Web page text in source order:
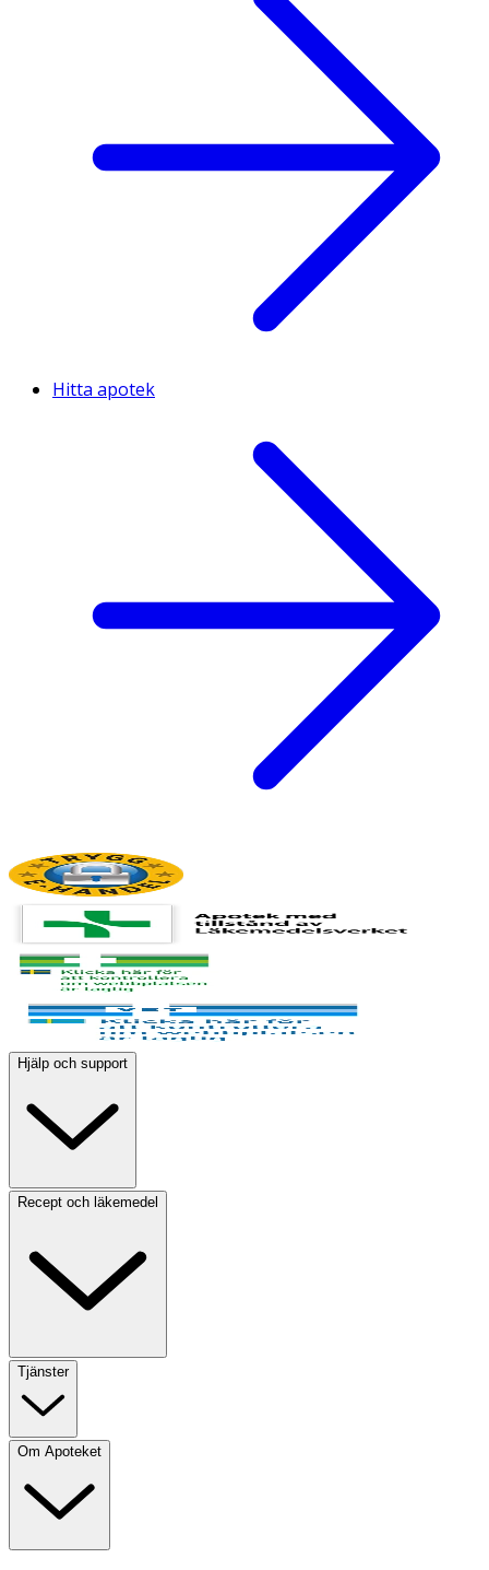
Hitta apotek
Hjälp och support
Recept och läkemedel
Tjänster
Om Apoteket